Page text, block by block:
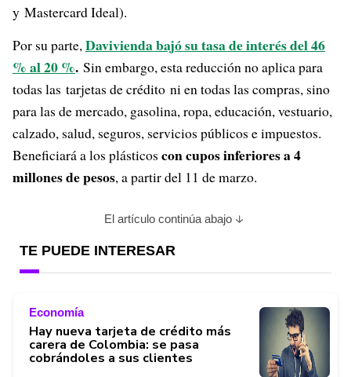
y Mastercard Ideal).
Por su parte,Davivienda bajó su tasa de interés del 46
% al 20 %. Sin embargo, esta reducción no aplica para
todas las tarjetas de crédito ni en todas las compras, sino
para las de mercado, gasolina, ropa, educación, vestuario,
calzado, salud, seguros, servicios públicos e impuestos.
Beneficiará a los plásticos con cupos inferiores a 4
millones de pesos, a partir del 11 de marzo.
El artículo continúa abajo
TE PUEDE INTERESAR
Economía
Hay nueva tarjeta de crédito más
carera de Colombia: se pasa
cobrándoles a sus clientes